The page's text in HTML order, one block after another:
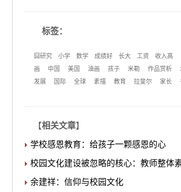
标签：
囧研究 小学 数学 成绩好 长大 工资 收入高
画
中国 美国 油画 孩子 米勒 作品赏析
发展
国际 全球 素描 教育 拉斐尔 家长
【相关文章】
学校感恩教育：给孩子一颗感恩的心
校园文化建设被忽略的核心：教师整体
余建祥：信仰与校园文化